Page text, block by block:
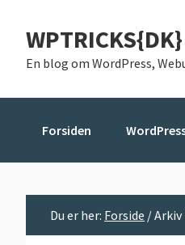
direkte
indhold
direkte
WPTRICKS{DK}
En blog om WordPress,
Forsiden
Du er her: Forside /